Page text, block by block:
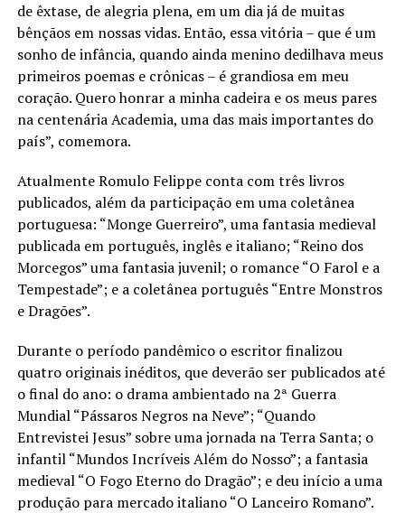
de êxtase, de alegria plena, em um dia já de muitas
bênçãos em nossas vidas. Então, essa vitória – que é um
sonho de infância, quando ainda menino dedilhava meus
primeiros poemas e crônicas – é grandiosa em meu
coração. Quero honrar a minha cadeira e os meus pares
na centenária Academia, uma das mais importantes do
país”, comemora.
Atualmente Romulo Felippe conta com três livros
publicados, além da participação em uma coletânea
portuguesa: “Monge Guerreiro”, uma fantasia medieval
publicada em português, inglês e italiano; “Reino dos
Morcegos” uma fantasia juvenil; o romance “O Farol e a
Tempestade”; e a coletânea português “Entre Monstros
e Dragões”.
Durante o período pandêmico o escritor finalizou
quatro originais inéditos, que deverão ser publicados até
o final do ano: o drama ambientado na 2ª Guerra
Mundial “Pássaros Negros na Neve”; “Quando
Entrevistei Jesus” sobre uma jornada na Terra Santa; o
infantil “Mundos Incríveis Além do Nosso”; a fantasia
medieval “O Fogo Eterno do Dragão”; e deu início a uma
produção para mercado italiano “O Lanceiro Romano”.